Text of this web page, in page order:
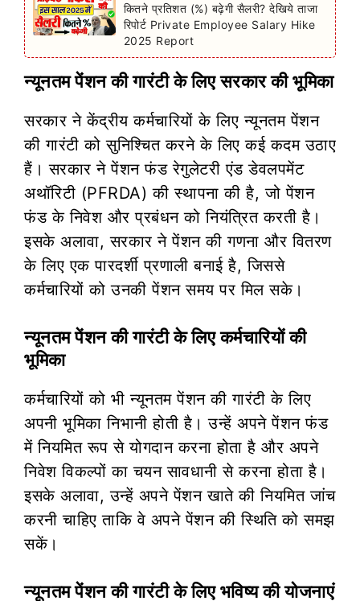
कितने प्रतिशत (%) बढ़ेगी सैलरी? देखिये ताजा
रिपोर्ट Private Employee Salary Hike
2025 Report
न्यूनतम पेंशन की गारंटी के लिए सरकार की भूमिका
सरकार ने केंद्रीय कर्मचारियों के लिए न्यूनतम पेंशन
की गारंटी को सुनिश्चित करने के लिए कई कदम उठाए
हैं। सरकार ने पेंशन फंड रेगुलेटरी एंड डेवलपमेंट
अथॉरिटी (PFRDA) की स्थापना की है, जो पेंशन
फंड के निवेश और प्रबंधन को नियंत्रित करती है।
इसके अलावा, सरकार ने पेंशन की गणना और वितरण
के लिए एक पारदर्शी प्रणाली बनाई है, जिससे
कर्मचारियों को उनकी पेंशन समय पर मिल सके।
न्यूनतम पेंशन की गारंटी के लिए कर्मचारियों की
भूमिका
कर्मचारियों को भी न्यूनतम पेंशन की गारंटी के लिए
अपनी भूमिका निभानी होती है। उन्हें अपने पेंशन फंड
में नियमित रूप से योगदान करना होता है और अपने
निवेश विकल्पों का चयन सावधानी से करना होता है।
इसके अलावा, उन्हें अपने पेंशन खाते की नियमित जांच
करनी चाहिए ताकि वे अपने पेंशन की स्थिति को समझ
सकें।
न्यूनतम पेंशन की गारंटी के लिए भविष्य की योजनाएं